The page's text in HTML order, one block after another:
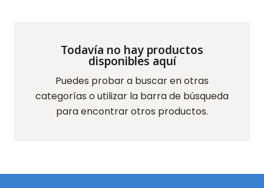
Todavía no hay productos
disponibles aquí
Puedes probar a buscar en otras
categorías o utilizar la barra de búsqueda
para encontrar otros productos.